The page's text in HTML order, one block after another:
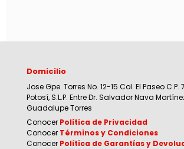
Domicilio
Jose Gpe. Torres No. 12-15 Col. El Paseo C.P.
Potosí, S.L.P. Entre Dr. Salvador Nava
Guadalupe Torres
Conocer Política de Privacidad
Conocer Términos y Condiciones
Conocer Política de Garantías y